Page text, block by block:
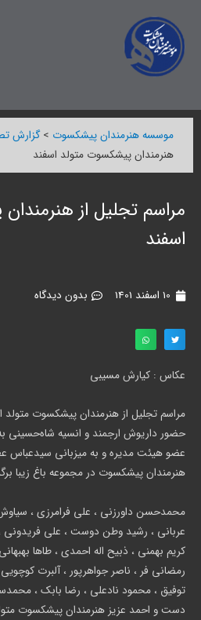
موسسه هنرمندان پیشکسوت >گزارش
هنرمندان پیشکسوت متولد اسفند
مراسم تجلیل از
اسفند
10 اسفند 1401 بدون دیدگاه
عکاس : کیارش مسیبی
حضور داریوش ارجمند و انسیه شاه‌حسینی
عضو هیئت مدیره و به میزبانی سیدعباس
هنرمندان پیشکسوت در مجموعه باغ زیبا
محمدحسن داورزنی ، علی فرامرزی ،
عربانی ، رشید وطن دوست ، علی فریدونی ،
کریم بهمنی ، ذبیح اله احمدی ، طاها
رمضانی فر ، ناصر جواهرپور ، آلبرت
توفیق ، محمود نادعلی ، رضا بابک ،
دست و احمد عزیز هنرمندان پیشکسوت